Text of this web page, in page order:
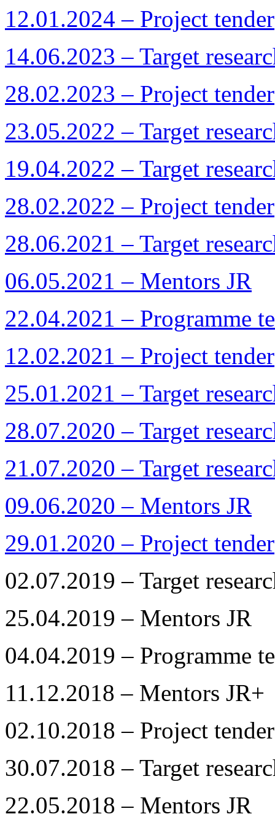
12.01.2024 – Project tender
14.06.2023 – Target
28.02.2023 – Project tender
23.05.2022 – Target
19.04.2022 – Target
28.02.2022 – Project tender
28.06.2021 – Target
06.05.2021 – Mentors JR
22.04.2021 – Programme
12.02.2021 – Project tender
25.01.2021 – Target
28.07.2020 – Target
21.07.2020 – Target
09.06.2020 – Mentors JR
29.01.2020 – Project tender
02.07.2019 – Target
25.04.2019 – Mentors JR
04.04.2019 – Programme
11.12.2018 – Mentors JR+
02.10.2018 – Project tender
30.07.2018 – Target
22.05.2018 – Mentors JR